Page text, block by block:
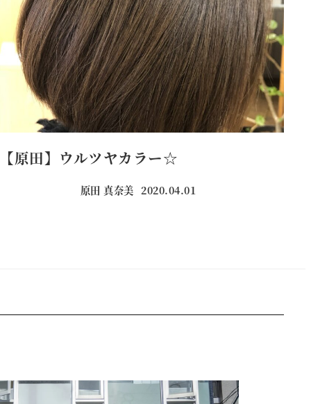
【原田】ウルツヤカラー☆
原田 真奈美 投稿日
2020.04.01